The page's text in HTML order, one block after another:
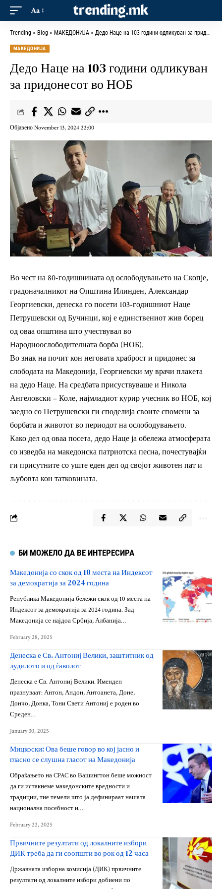
Aa
Trending > Blog > МАКЕДОНИЈА > Дедо Наце на 103 години одликуван за придонесот во НОБ
МАКЕДОНИЈА
Дедо Наце на 103 години одликуван
за придонесот во НОБ
Објавено November 13, 2024 22:00
Во чест на 80-годишнината од ослободувањето на Скопје,
градоначалникот на Општина Илинден, Александар
Георгиевски, денеска го посети 103-годишниот Наце
Петрушевски од Бучинци, кој е единствениот жив борец
од оваа општина што учествувал во
Народноослободителната борба (НОБ).
Во знак на почит кон неговата храброст и придонес за
слободата на Македонија, Георгиевски му врачи плакета
на дедо Наце. На средбата присуствуваше и Никола
Ангеловски – Коле, најмладиот курир учесник во НОБ, кој
заедно со Петрушевски ги споделија своите спомени за
борбата и животот во периодот на ослободувањето.
Како дел од оваа посета, дедо Наце ја обележа атмосферата
со изведба на македонска патриотска песна, почестувајќи
ги присутните со уште еден дел од својот животен пат и
љубовта кон татковината.
БИ МОЖЕЛО ДА ВЕ ИНТЕРЕСИРА
Македонија со скок од 10 места на Индексот
за демократија за 2024 година
Република Македонија бележи скок од 10 места на
Индексот за демократија за 2024 година. Зад
Македонија се најдоа Србија, Албанија…
February 28, 2025
Денеска е Св. Антониј Велики, заштитник од
лудилото и од ѓаволот
Денеска е Св. Антониј Велики. Именден
празнуваат: Антон, Андон, Антоанета, Доне,
Дончо, Донка, Тони Свети Антониј е роден во
Среден…
January 30, 2025
Мицкоски: Ова беше говор во кој јасно и
гласно се слушна гласот на Македонија
Обраќањето на CPAC во Вашингтон беше можност
да ги истакнеме македонските вредности и
традиции, тие темели што ја дефинираат нашата
национална посебност и…
February 22, 2025
Првичните резултати од локалните избори
ДИК треба да ги соопшти во рок од 12 часа
Државната изборна комисија (ДИК) првичните
резултати од локалните избори добиени по